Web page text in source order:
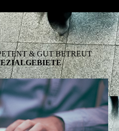
& GUT BETREUT